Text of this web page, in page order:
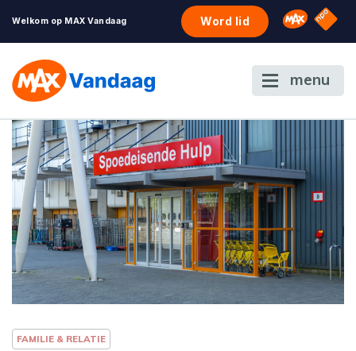
Welkom op MAX Vandaag Word lid Omroep
NPO
menu
FAMILIE & RELATIE